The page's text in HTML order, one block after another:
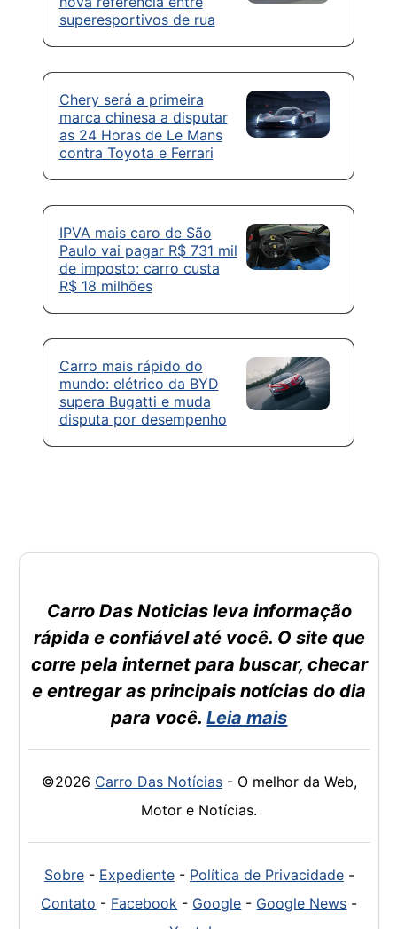
superesportivos de rua
Chery será a primeira
marca chinesa a disputar
as 24 Horas de Le Mans
contra Toyota e Ferrari
IPVA mais caro de São
Paulo vai pagar R$ 731 mil
de imposto: carro custa
R$ 18 milhões
Carro mais rápido do
mundo: elétrico da BYD
supera Bugatti e muda
disputa por desempenho
Carro Das Noticias leva informação
rápida e confiável até você. O site que
corre pela internet para buscar, checar
e entregar as principais notícias do dia
para você.Leia mais
©2026 Carro Das Notícias- O melhor da Web,
Motor e Notícias.
Sobre- Expediente- Política de Privacidade-
Contato - Facebook - Google - Google News -